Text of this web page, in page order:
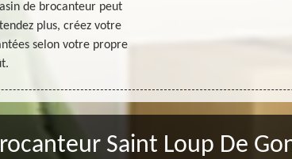
de brocanteur peut
plus, créez votre
selon votre propre
Saint Loup De